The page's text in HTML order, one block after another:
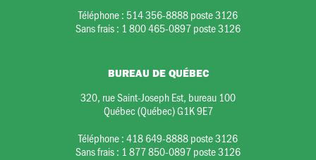
Téléphone : 514 356-8888 poste 3126
Sans frais : 1 800 465-0897 poste 3126
BUREAU DE QUÉBEC
320, rue Saint-Joseph Est, bureau 100
Québec (Québec) G1K 9E7
Téléphone :418 649-8888 poste 3126
Sans frais : 1 877 850-0897 poste 3126